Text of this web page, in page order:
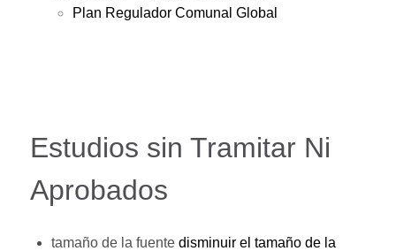
Plan Regulador Comunal Global
Estudios sin Tramitar Ni
Aprobados
tamaño de la fuente disminuir el tamaño de la